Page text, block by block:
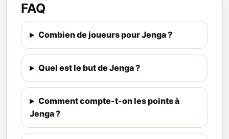
FAQ
Combien de joueurs pour Jenga ?
Quel est le but de Jenga ?
Comment compte-t-on les points à
Jenga ?